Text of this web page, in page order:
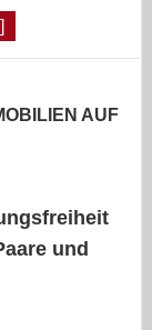
AUF
und